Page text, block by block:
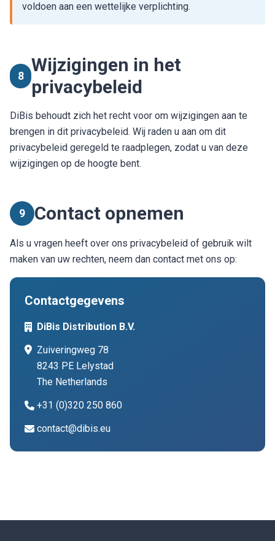
voldoen aan een wettelijke verplichting.
8
Wijzigingen in het
privacybeleid
DiBis behoudt zich het recht voor om wijzigingen aan te
brengen in dit privacybeleid. Wij raden u aan om dit
privacybeleid geregeld te raadplegen, zodat u van deze
wijzigingen op de hoogte bent.
9 Contact opnemen
Als u vragen heeft over ons privacybeleid of gebruik wilt
maken van uw rechten, neem dan contact met ons op:
Contactgegevens
DiBis Distribution B.V.
Zuiveringweg 78
8243 PE Lelystad
The Netherlands
+31 (0)320 250 860
contact@dibis.eu